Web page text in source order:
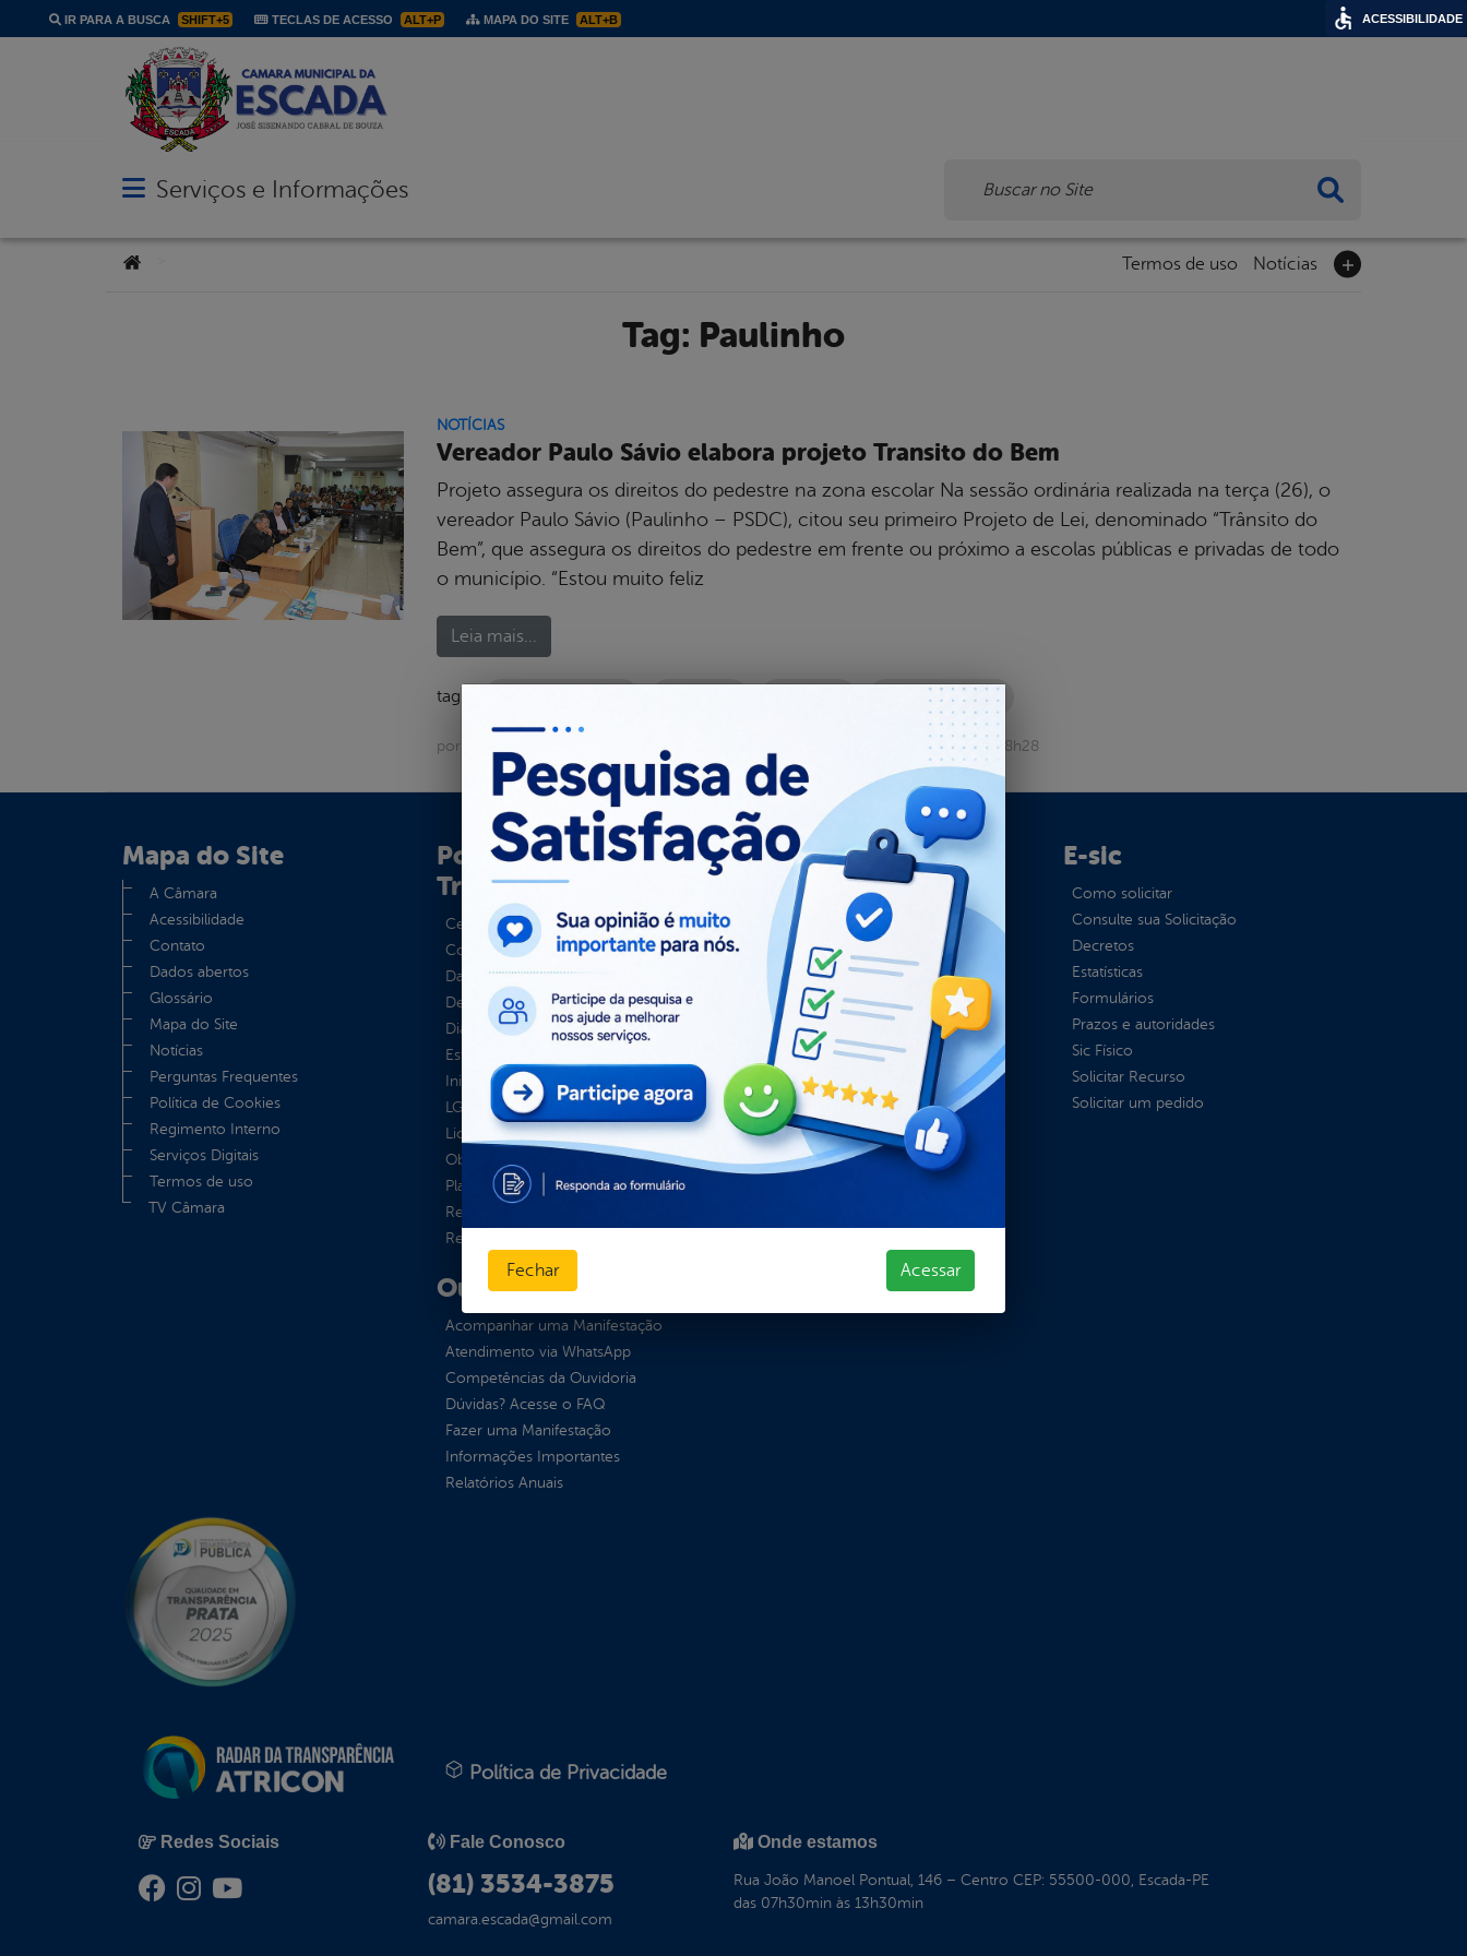
IR PARA A BUSCA SHIFT+5 TECLAS DE ACESSO ALT+P MAPA DO SITE ALT+B
Abrir menu principal de navegação
Serviços e Informações
Você está aqui: Termos de uso Notícias
Tag: Paulinho
NOTÍCIAS
Vereador Paulo Sávio elabora projeto Transito do Bem
Projeto assegura os direitos do pedestre na zona escolar Na sessão ordinária realizada na terça (26), o
vereador Paulo Sávio (Paulinho – PSDC), citou seu primeiro Projeto de Lei, denominado “Trânsito do
Bem”, que assegura os direitos do pedestre em frente ou próximo a escolas públicas e privadas de todo
o município. “Estou muito feliz
Leia mais...
tags: TRÂNSITO DO BEM
por Ascom, publicado em 01/03/2013 18h12, última modificação em 05/03/2013 18h28
Mapa do Site
A Câmara
Acessibilidade
Contato
Dados abertos
Glossário
Mapa do Site
Notícias
Perguntas Frequentes
Política de Cookies
Regimento Interno
Serviços Digitais
Termos de uso
TV Câmara
Portal da
Transparência
Central de Dúvidas
Convênios e Transferências
Dados Abertos
Despesas
Diárias
Estrutura Organizacional
Inicio
LGPD e Governo Digital
Licitações e Contratos
Obras Públicas
Planejamento e Prestação de Contas
Receitas
Recursos Humanos
Carta de Serviços
Administração
Ouvidoria e Serviço de Informação
E-sic
Como solicitar
Consulte sua Solicitação
Decretos
Estatísticas
Formulários
Prazos e autoridades
Sic Físico
Solicitar Recurso
Solicitar um pedido
Ouvidoria
Acompanhar uma Manifestação
Atendimento via WhatsApp
Competências da Ouvidoria
Dúvidas? Acesse o FAQ
Fazer uma Manifestação
Informações Importantes
Relatórios Anuais
Política de Privacidade
Redes Sociais Fale Conosco
(81) 3534-3875
camara.escada@gmail.com
Onde estamos
Rua João Manoel Pontual, 146 – Centro CEP: 55500-000, Escada-PE
das 07h30min às 13h30min
Fechar Acessar
ACESSIBILIDADE